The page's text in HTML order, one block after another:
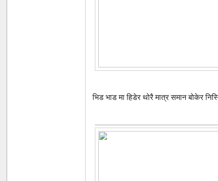
भिड भाड मा हिडेर थोरै मात्र समान बोकेर